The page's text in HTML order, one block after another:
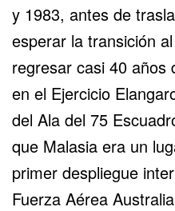
y 1983, antes de
esperar la transición
regresar casi 40 años
en el Ejercicio
del Ala del 75
que Malasia era un
primer despliegue
Fuerza Aérea